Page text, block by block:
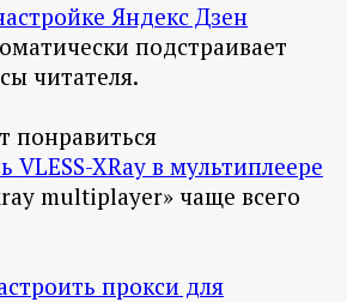
Яндекс Дзен
подстраивает
читателя.
понравиться
VLESS-XRay в мультиплеере
multiplayer» чаще всего
прокси для